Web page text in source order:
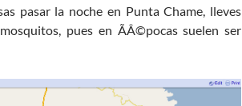
pasar la noche en Punta Chame, lleves
pues en ÃÂ©pocas suelen ser